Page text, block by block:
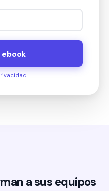
a sus equipos